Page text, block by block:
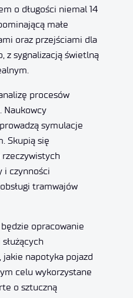
o długości niemal 14
małe
oraz przejściami dla
z sygnalizacją świetlną
procesów
Naukowcy
symulacje
Skupią się
i czynności
tramwajów
opracowanie
jakie napotyka pojazd
celu wykorzystane
o sztuczną